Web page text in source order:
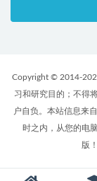
Copyright © 2014-
习和研究目的；不得
户自负。本站信息来
时之内，从您的电
版